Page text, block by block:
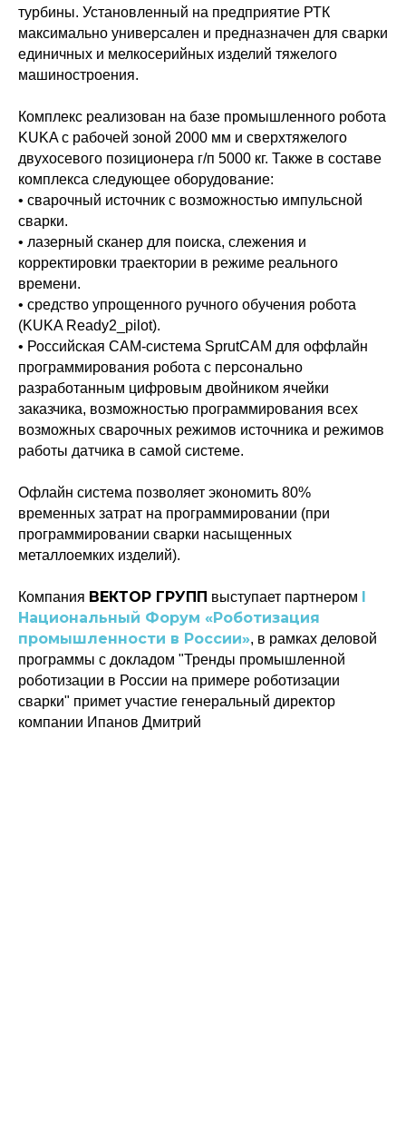
турбины. Установленный на предприятие РТК
максимально универсален и предназначен для сварки
единичных и мелкосерийных изделий тяжелого
машиностроения.
Комплекс реализован на базе промышленного робота
KUKA с рабочей зоной 2000 мм и сверхтяжелого
двухосевого позиционера г/п 5000 кг. Также в составе
комплекса следующее оборудование:
• сварочный источник с возможностью импульсной
сварки.
• лазерный сканер для поиска, слежения и
корректировки траектории в режиме реального
времени.
• средство упрощенного ручного обучения робота
(KUKA Ready2_pilot).
• Российская CAM-система SprutCAM для оффлайн
программирования робота с персонально
разработанным цифровым двойником ячейки
заказчика, возможностью программирования всех
возможных сварочных режимов источника и режимов
работы датчика в самой системе.
Офлайн система позволяет экономить 80%
временных затрат на программировании (при
программировании сварки насыщенных
металлоемких изделий).
Компания ВЕКТОР ГРУПП выступает партнером I
Национальный Форум «Роботизация
промышленности в России», в рамках деловой
программы с докладом "Тренды промышленной
роботизации в России на примере роботизации
сварки" примет участие генеральный директор
компании Ипанов Дмитрий
© 2015-2026 НАУРР. Все права защищены. При использовании материалов
Политика конфиденциальности
© 2015-2026 НАУРР. Все права защищены.
При использовании материалов ссылка на ROBOTUNION.RU — обязательна